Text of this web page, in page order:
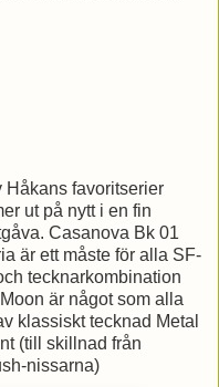
Håkans favoritserier
ut på nytt i en fin
Casanova Bk 01
är ett måste för alla SF-
tecknarkombination
är något som alla
klassiskt tecknad Metal
(till skillnad från
nissarna)